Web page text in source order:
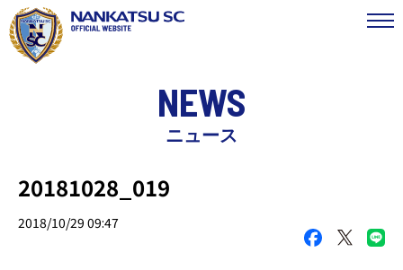
NEWS
ニュース
20181028_019
2018/10/29 09:47